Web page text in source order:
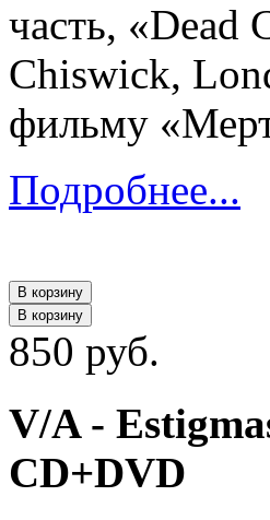
часть, «Dead
Chiswick,
фильму
Подробнее...
В корзину
В корзину
850 руб.
V/A -
CD+DVD